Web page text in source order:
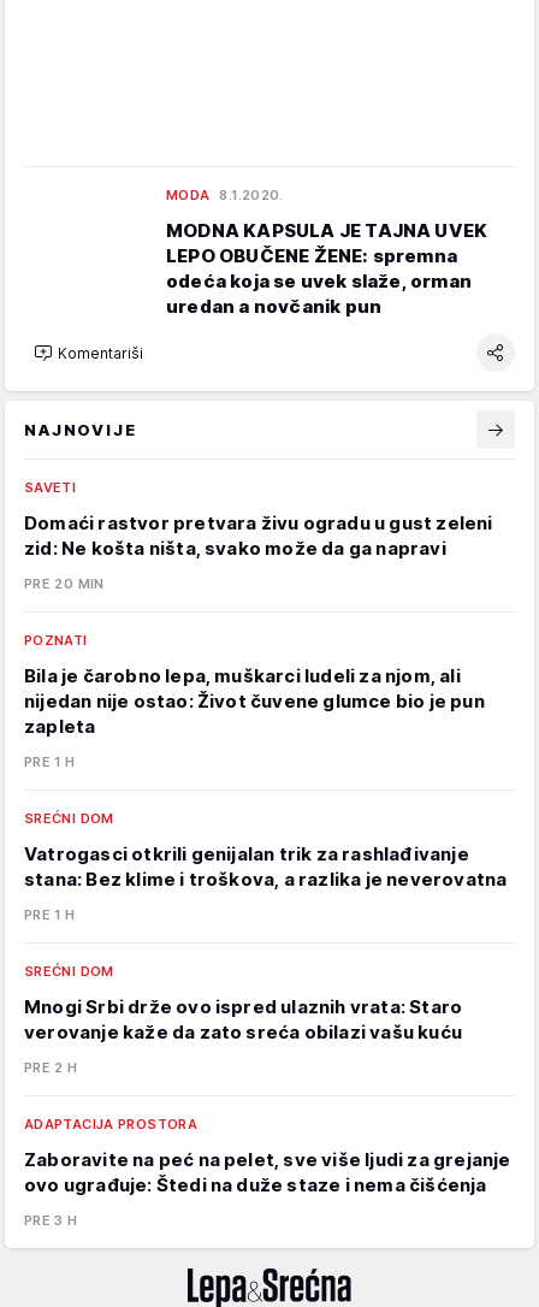
MODA 8.1.2020.
MODNA KAPSULA JE TAJNA UVEK
LEPO OBUČENE ŽENE: spremna
odeća koja se uvek slaže, orman
uredan a novčanik pun
Komentariši
NAJNOVIJE
SAVETI
Domaći rastvor pretvara živu ogradu u gust zeleni
zid: Ne košta ništa, svako može da ga napravi
PRE 20 MIN
POZNATI
Bila je čarobno lepa, muškarci ludeli za njom, ali
nijedan nije ostao: Život čuvene glumce bio je pun
zapleta
PRE 1 H
SREĆNI DOM
Vatrogasci otkrili genijalan trik za rashlađivanje
stana: Bez klime i troškova, a razlika je neverovatna
PRE 1 H
SREĆNI DOM
Mnogi Srbi drže ovo ispred ulaznih vrata: Staro
verovanje kaže da zato sreća obilazi vašu kuću
PRE 2 H
ADAPTACIJA PROSTORA
Zaboravite na peć na pelet, sve više ljudi za grejanje
ovo ugrađuje: Štedi na duže staze i nema čišćenja
PRE 3 H